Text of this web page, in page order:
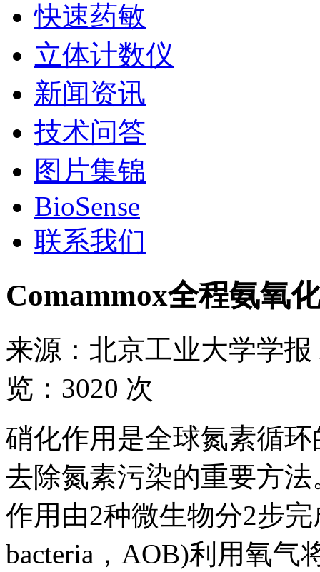
快速药敏
立体计数仪
新闻资讯
技术问答
图片集锦
BioSense
联系我们
Comammox全程氨氧
来源： 北京工业大学学报
览： 3020 次
硝化作用是全球氮素循
去除氮素污染的重要方法
作用由2种微生物分2步
bacteria，AOB)利用氧